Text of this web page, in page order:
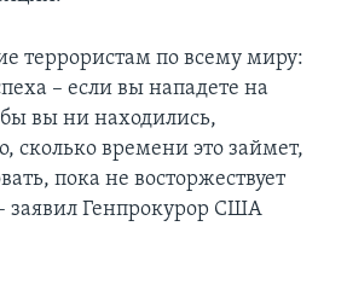
террористам по всему миру:
– если вы нападете на
вы ни находились,
сколько времени это займет,
пока не восторжествует
заявил Генпрокурор США